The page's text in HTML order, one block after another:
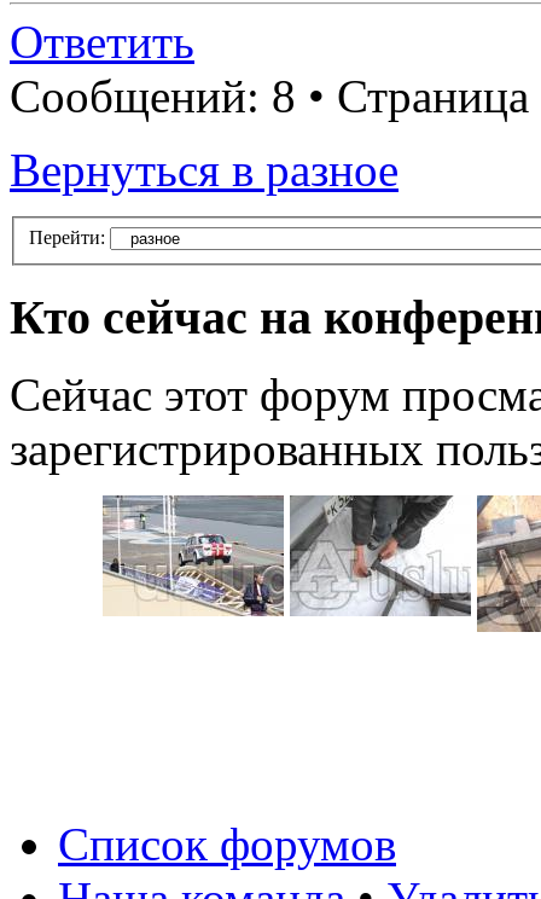
Ответить
Сообщений: 8 • Страница
Вернуться в разное
Перейти:
Кто сейчас на
Сейчас этот форум
зарегистрированных
Список форумов